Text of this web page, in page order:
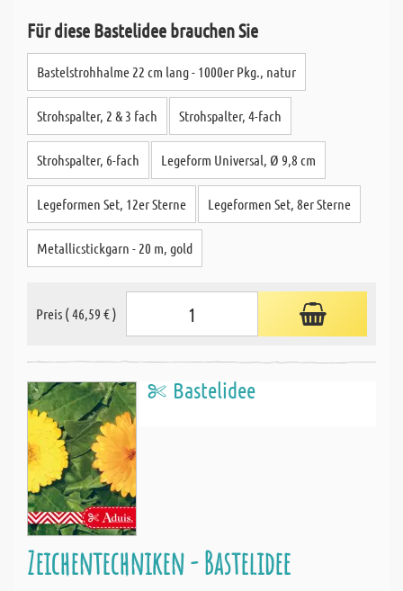
Für diese Bastelidee brauchen Sie
Bastelstrohhalme 22 cm lang - 1000er Pkg., natur
Strohspalter, 2 & 3 fach Strohspalter, 4-fach
Strohspalter, 6-fach Legeform Universal, Ø 9,8 cm
Legeformen Set, 12er Sterne Legeformen Set, 8er Sterne
Metallicstickgarn - 20 m, gold
Preis ( 46,59 € )
Bastelidee
Zeichentechniken - Bastelidee